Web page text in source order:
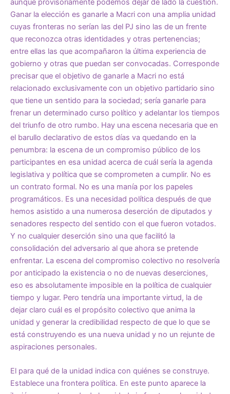
aunque provisoriamente podemos dejar de lado la cuestión.
Ganar la elección es ganarle a Macri con una amplia unidad
cuyas fronteras no serían las del PJ sino las de un frente
que reconozca otras identidades y otras pertenencias;
entre ellas las que acompañaron la última experiencia de
gobierno y otras que puedan ser convocadas. Corresponde
precisar que el objetivo de ganarle a Macri no está
relacionado exclusivamente con un objetivo partidario sino
que tiene un sentido para la sociedad; sería ganarle para
frenar un determinado curso político y adelantar los tiempos
del triunfo de otro rumbo. Hay una escena necesaria que en
el barullo declarativo de estos días va quedando en la
penumbra: la escena de un compromiso público de los
participantes en esa unidad acerca de cuál sería la agenda
legislativa y política que se comprometen a cumplir. No es
un contrato formal. No es una manía por los papeles
programáticos. Es una necesidad política después de que
hemos asistido a una numerosa deserción de diputados y
senadores respecto del sentido con el que fueron votados.
Y no cualquier deserción sino una que facilitó la
consolidación del adversario al que ahora se pretende
enfrentar. La escena del compromiso colectivo no resolvería
por anticipado la existencia o no de nuevas deserciones,
eso es absolutamente imposible en la política de cualquier
tiempo y lugar. Pero tendría una importante virtud, la de
dejar claro cuál es el propósito colectivo que anima la
unidad y generar la credibilidad respecto de que lo que se
está construyendo es una nueva unidad y no un rejunte de
aspiraciones personales.
El para qué de la unidad indica con quiénes se construye.
Establece una frontera política. En este punto aparece la